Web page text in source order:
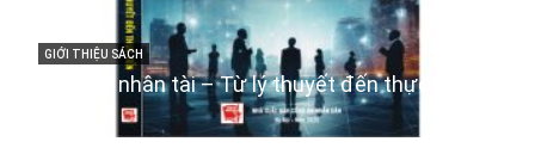
GIỚI THIỆU SÁCH
Quản trị nhân tài – Từ lý thuyết đến thực tiễn